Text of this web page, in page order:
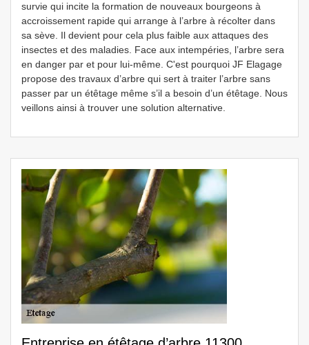
survie qui incite la formation de nouveaux bourgeons à
accroissement rapide qui arrange à l’arbre à récolter dans
sa sève. Il devient pour cela plus faible aux attaques des
insectes et des maladies. Face aux intempéries, l’arbre sera
en danger par et pour lui-même. C'est pourquoi JF Elagage
propose des travaux d’arbre qui sert à traiter l’arbre sans
passer par un étêtage même s’il a besoin d’un étêtage. Nous
veillons ainsi à trouver une solution alternative.